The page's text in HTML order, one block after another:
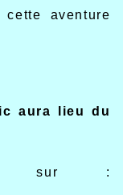
aventure
aura lieu du
sur :